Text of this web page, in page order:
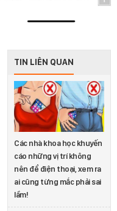
TIN LIÊN QUAN
Các nhà khoa học khuyến
cáo những vị trí không
nên để điện thoại, xem ra
ai cũng từng mắc phải sai
lầm!